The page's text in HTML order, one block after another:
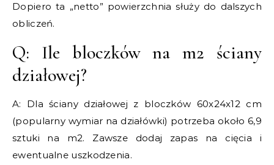
Dopiero ta „netto” powierzchnia służy do dalszych
obliczeń.
Q: Ile bloczków na m2 ściany
działowej?
A: Dla ściany działowej z bloczków 60x24x12 cm
(popularny wymiar na działówki) potrzeba około 6,9
sztuki na m2. Zawsze dodaj zapas na cięcia i
ewentualne uszkodzenia.